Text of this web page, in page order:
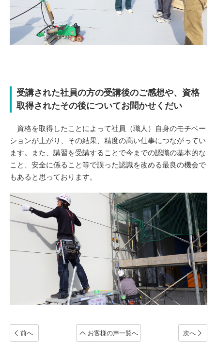
受講された社員の方の受講後のご感想や、資格
取得されたその後についてお聞かせくだい
資格を取得したことによって社員（職人）自身のモチベー
ションが上がり、その結果、精度の高い仕事につながってい
ます。また、講習を受講することで今までの認識の基本的な
こと、安全に係ること等で誤った認識を改める最良の機会で
もあると思っております。
前へ お客様の声一覧へ 次へ